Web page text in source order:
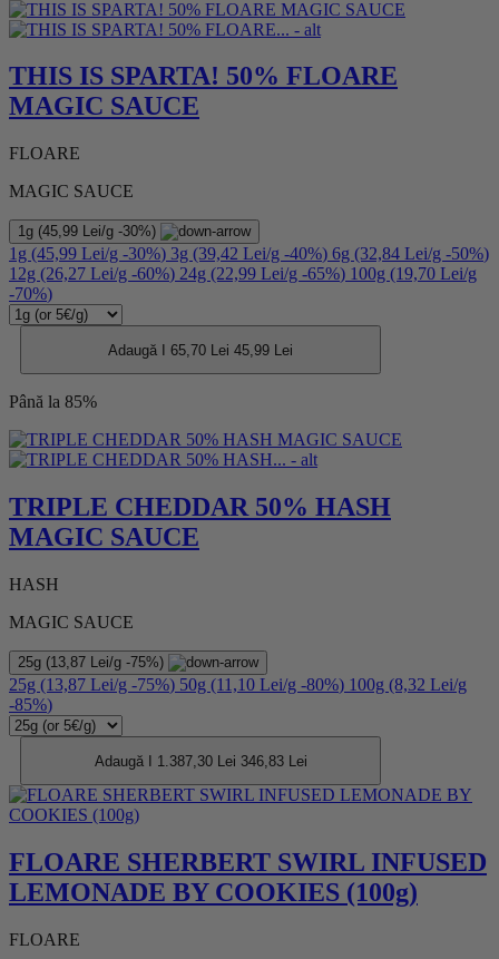
THIS IS SPARTA! 50% FLOARE
MAGIC SAUCE
FLOARE
MAGIC SAUCE
1g (45,99 Lei/g -30%)
1g (45,99 Lei/g -30%) 3g (39,42 Lei/g -40%) 6g (32,84 Lei/g -50%)
12g (26,27 Lei/g -60%) 24g (22,99 Lei/g -65%) 100g (19,70 Lei/g
-70%)
Adaugă I 65,70 Lei 45,99 Lei
Până la 85%
TRIPLE CHEDDAR 50% HASH
MAGIC SAUCE
HASH
MAGIC SAUCE
25g (13,87 Lei/g -75%)
25g (13,87 Lei/g -75%) 50g (11,10 Lei/g -80%) 100g (8,32 Lei/g
-85%)
Adaugă I 1.387,30 Lei 346,83 Lei
FLOARE SHERBERT SWIRL INFUSED
LEMONADE BY COOKIES (100g)
FLOARE